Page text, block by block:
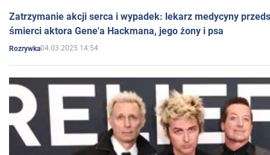
Zatrzymanie akcji serca i wypadek: lekarz medycyny
śmierci aktora Gene'a Hackmana, jego żony i psa
Rozrywka04.03.2025 14:54